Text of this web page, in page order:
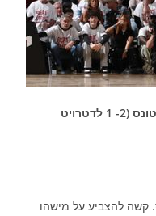
3:00 קליבלנד קאבלירס – דטרויט פיסטונס (2- 1 לדטרויט
. קשה להצביע על מישהו